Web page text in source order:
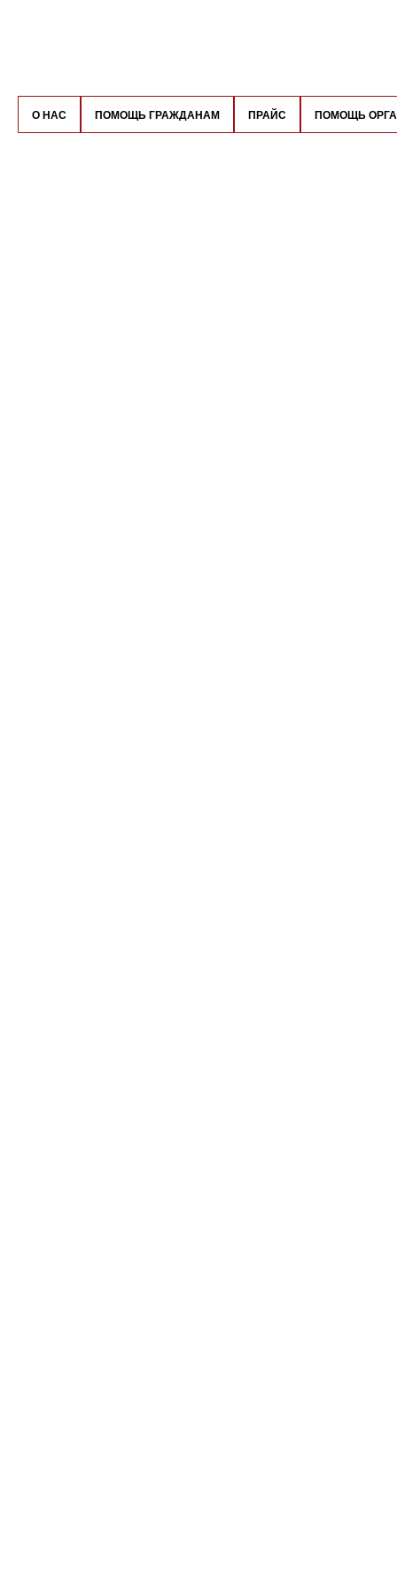
О НАС ПОМОЩЬ ГРАЖДАНАМ ПРАЙС ПОМОЩЬ